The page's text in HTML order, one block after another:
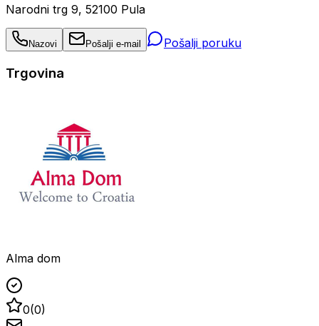
Narodni trg 9, 52100 Pula
Nazovi Pošalji e-mail Pošalji poruku
Trgovina
Alma dom
0(0)